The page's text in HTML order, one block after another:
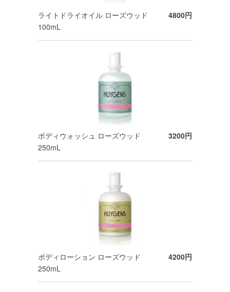
4800円
ライトドライオイル ローズウッド
100mL
3200円
ボディウォッシュ ローズウッド
250mL
4200円
ボディローション ローズウッド
250mL